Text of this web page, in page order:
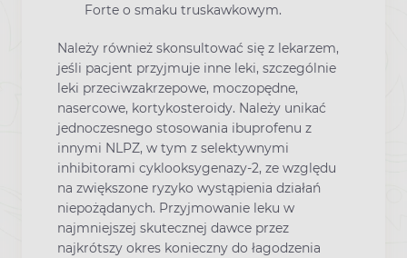
Forte o smaku truskawkowym.
Należy również skonsultować się z lekarzem,
jeśli pacjent przyjmuje inne leki, szczególnie
leki przeciwzakrzepowe, moczopędne,
nasercowe, kortykosteroidy. Należy unikać
jednoczesnego stosowania ibuprofenu z
innymi NLPZ, w tym z selektywnymi
inhibitorami cyklooksygenazy-2, ze względu
na zwiększone ryzyko wystąpienia działań
niepożądanych. Przyjmowanie leku w
najmniejszej skutecznej dawce przez
najkrótszy okres konieczny do łagodzenia